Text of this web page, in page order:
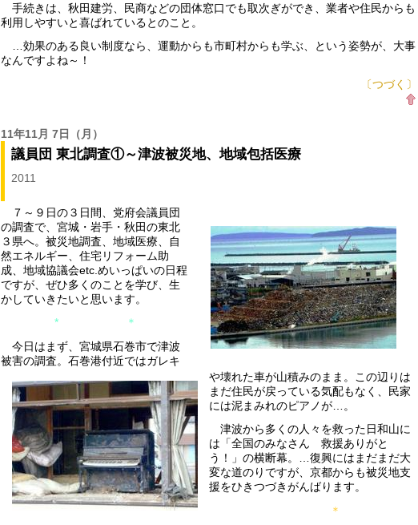
手続きは、秋田建労、民商などの団体窓口でも取次ぎができ、業者や住民からも
利用しやすいと喜ばれているとのこと。
…効果のある良い制度なら、運動からも市町村からも学ぶ、という姿勢が、大事
なんですよね～！
〔つづく〕
11年11月 7日 （月）
議員団 東北調査①～津波被災地、地域包括医療
2011
７～９日の３日間、党府会議員団
の調査で、宮城・岩手・秋田の東北
３県へ。被災地調査、地域医療、自
然エネルギー、住宅リフォーム助
成、地域協議会etc.めいっぱいの日程
ですが、ぜひ多くのことを学び、生
かしていきたいと思います。
* ＊
今日はまず、宮城県石巻市で津波
被害の調査。石巻港付近ではガレキ
や壊れた車が山積みのまま。この辺りは
まだ住民が戻っている気配もなく、民家
には泥まみれのピアノが…。
津波から多くの人々を救った日和山に
は「全国のみなさん 救援ありがと
う！」の横断幕。…復興にはまだまだ大
変な道のりですが、京都からも被災地支
援をひきつづきがんばります。
＊